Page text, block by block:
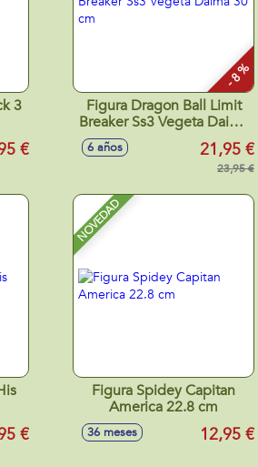
3
€
- 8 %
Figura Dragon Ball Limit
Breaker Ss3 Vegeta Daima
6 años 21,95 €
23,95 €
€
NOVEDAD
Figura Spidey Capitan
America 22.8 cm
36 meses 12,95 €